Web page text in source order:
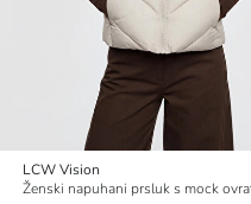
LCW Vision
Ženski napuhani prsluk s mock